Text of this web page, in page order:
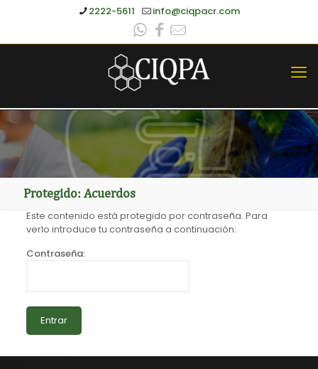
2222-5611 info@ciqpacr.com
Protegido: Acuerdos
Este contenido está protegido por contraseña. Para
verlo introduce tu contraseña a continuación:
Contraseña: